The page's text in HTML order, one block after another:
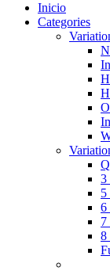
Inicio
Categories
3
5
6
7
8